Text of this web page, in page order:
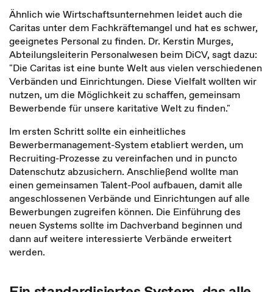
Ähnlich wie Wirtschaftsunternehmen leidet auch die
Caritas unter dem Fachkräftemangel und hat es schwer,
geeignetes Personal zu finden. Dr. Kerstin Murges,
Abteilungsleiterin Personalwesen beim DiCV, sagt dazu:
"Die Caritas ist eine bunte Welt aus vielen verschiedenen
Verbänden und Einrichtungen. Diese Vielfalt wollten wir
nutzen, um die Möglichkeit zu schaffen, gemeinsam
Bewerbende für unsere karitative Welt zu finden."
Im ersten Schritt sollte ein einheitliches
Bewerbermanagement-System etabliert werden, um
Recruiting-Prozesse zu vereinfachen und in puncto
Datenschutz abzusichern. Anschließend wollte man
einen gemeinsamen Talent-Pool aufbauen, damit alle
angeschlossenen Verbände und Einrichtungen auf alle
Bewerbungen zugreifen können. Die Einführung des
neuen Systems sollte im Dachverband beginnen und
dann auf weitere interessierte Verbände erweitert
werden.